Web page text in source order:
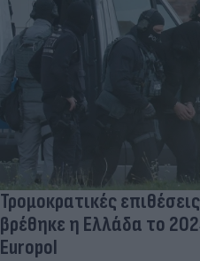
Τρομοκρατικές
βρέθηκε η Ελλάδα το
Europol